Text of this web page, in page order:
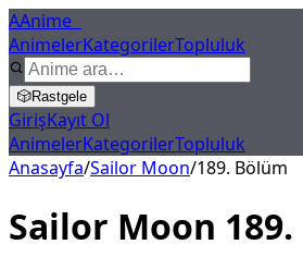
AAnime
AnimelerKategorilerTopluluk
🎲Rastgele
GirişKayıt Ol
AnimelerKategorilerTopluluk
Anasayfa/Sailor Moon/189. Bölüm
Sailor Moon 189